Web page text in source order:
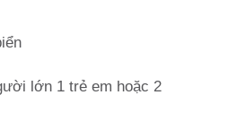
lớn 1 trẻ em hoặc 2